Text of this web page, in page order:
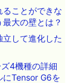
ることができな
大の壁とは？
して進化した
4機種の詳細
にTensor G6を